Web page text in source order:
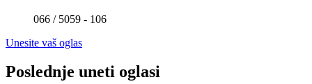
066 / 5059 - 106
Unesite vaš oglas
Poslednje uneti oglasi